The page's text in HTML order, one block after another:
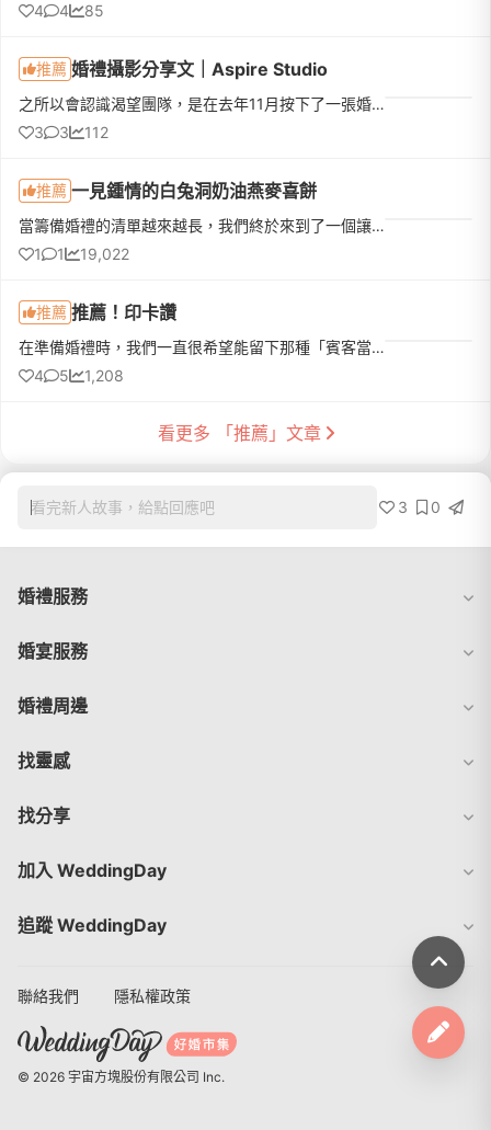
4
4 85
推薦 婚禮攝影分享文｜Aspire Studio
之所以會認識渴望團隊，是在去年11月按下了一張婚禮合照的儲存鍵，那是一張有光影層次的黑白色系列照，也剛好是在我預定的婚禮場地，當時很興奮地跟另一半說這就是我心目中婚禮的樣子！！！婚禮籌備期間，每一家廠商...
3
3 112
推薦 一見鍾情的白兔洞奶油燕麥喜餅
當籌備婚禮的清單越來越長，我們終於來到了一個讓人無比期待的環節——選擇喜餅！作為婚禮中不可或缺的一部分，喜餅不僅是新人分享喜悅的象徵，還是給予賓客的甜美祝福。新娘本身也非常愛吃甜點，對於喜餅的訴求是講究...
1
1 19,022
推薦 推薦！印卡讚
在準備婚禮時，我們一直很希望能留下那種「賓客當下最真實的快樂與互動」，所以後來選擇了印卡讚的婚禮快拍服務。婚禮結束後真的很慶幸有找他們，完全是婚禮中非常值得的加分項目！經歷我們台北場（5/3）是由黑皮兒...
4
5 1,208
看更多 「推薦」文章
看完新人故事，給點回應吧 3 0
婚禮服務
婚宴服務
婚禮周邊
找靈感
找分享
加入 WeddingDay
追蹤 WeddingDay
聯絡我們 隱私權政策
© 2026 宇宙方塊股份有限公司 Inc.